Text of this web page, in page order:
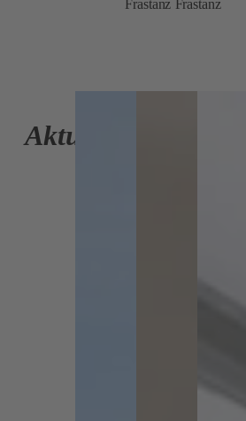
Frastanz Frastanz
Aktuelles